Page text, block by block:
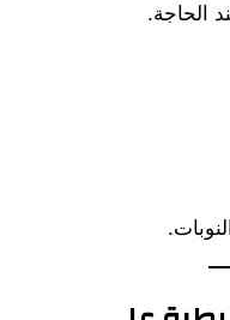
الحاجة.